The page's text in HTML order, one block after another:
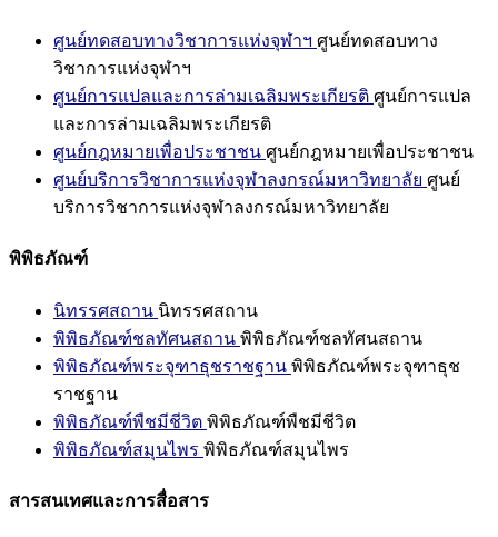
ศูนย์ทดสอบทางวิชาการแห่งจุฬาฯ ศูนย์ทดสอบทาง
วิชาการแห่งจุฬาฯ
ศูนย์การแปลและการล่ามเฉลิมพระเกียรติ ศูนย์การแปล
และการล่ามเฉลิมพระเกียรติ
ศูนย์กฎหมายเพื่อประชาชน ศูนย์กฎหมายเพื่อประชาชน
ศูนย์บริการวิชาการแห่งจุฬาลงกรณ์มหาวิทยาลัย ศูนย์
บริการวิชาการแห่งจุฬาลงกรณ์มหาวิทยาลัย
พิพิธภัณฑ์
นิทรรศสถาน นิทรรศสถาน
พิพิธภัณฑ์ชลทัศนสถาน พิพิธภัณฑ์ชลทัศนสถาน
พิพิธภัณฑ์พระจุฑาธุชราชฐาน พิพิธภัณฑ์พระจุฑาธุช
ราชฐาน
พิพิธภัณฑ์พืชมีชีวิต พิพิธภัณฑ์พืชมีชีวิต
พิพิธภัณฑ์สมุนไพร พิพิธภัณฑ์สมุนไพร
สารสนเทศและการสื่อสาร